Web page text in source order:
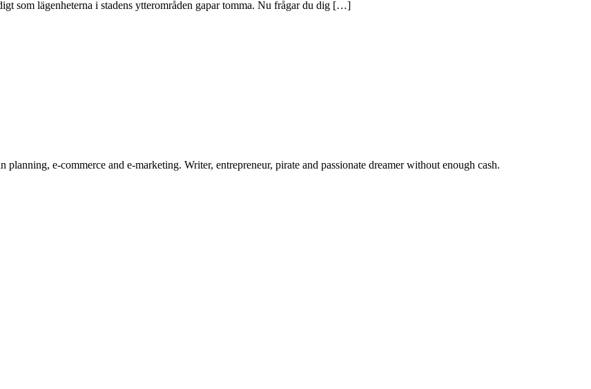
som lägenheterna i stadens ytterområden gapar tomma. Nu frågar du dig […]
e-commerce and e-marketing. Writer, entrepreneur, pirate and passionate dreamer without enough cash.